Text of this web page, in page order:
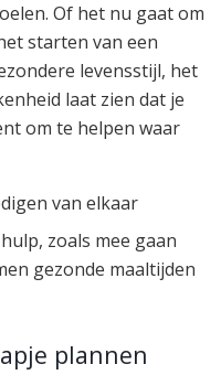
Of het nu gaat om
starten van een
levensstijl, het
laat zien dat je
om te helpen waar
van elkaar
zoals mee gaan
gezonde maaltijden
plannen